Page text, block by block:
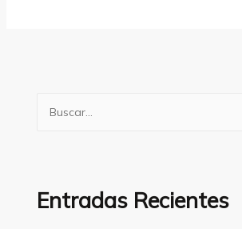
a
Entradas Recientes